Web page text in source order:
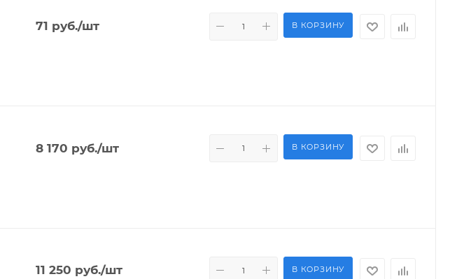
71 руб./шт В КОРЗИНУ
8 170 руб./шт В КОРЗИНУ
11 250 руб./шт В КОРЗИНУ